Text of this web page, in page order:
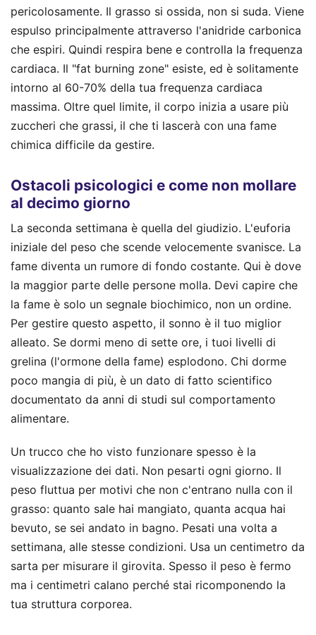
pericolosamente. Il grasso si ossida, non si suda. Viene
espulso principalmente attraverso l'anidride carbonica
che espiri. Quindi respira bene e controlla la frequenza
cardiaca. Il "fat burning zone" esiste, ed è solitamente
intorno al 60-70% della tua frequenza cardiaca
massima. Oltre quel limite, il corpo inizia a usare più
zuccheri che grassi, il che ti lascerà con una fame
chimica difficile da gestire.
Ostacoli psicologici e come non mollare
al decimo giorno
La seconda settimana è quella del giudizio. L'euforia
iniziale del peso che scende velocemente svanisce. La
fame diventa un rumore di fondo costante. Qui è dove
la maggior parte delle persone molla. Devi capire che
la fame è solo un segnale biochimico, non un ordine.
Per gestire questo aspetto, il sonno è il tuo miglior
alleato. Se dormi meno di sette ore, i tuoi livelli di
grelina (l'ormone della fame) esplodono. Chi dorme
poco mangia di più, è un dato di fatto scientifico
documentato da anni di studi sul comportamento
alimentare.
Un trucco che ho visto funzionare spesso è la
visualizzazione dei dati. Non pesarti ogni giorno. Il
peso fluttua per motivi che non c'entrano nulla con il
grasso: quanto sale hai mangiato, quanta acqua hai
bevuto, se sei andato in bagno. Pesati una volta a
settimana, alle stesse condizioni. Usa un centimetro da
sarta per misurare il girovita. Spesso il peso è fermo
ma i centimetri calano perché stai ricomponendo la
tua struttura corporea.